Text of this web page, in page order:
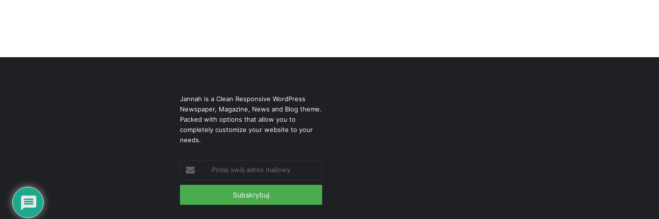
Jannah is a Clean Responsive WordPress
Newspaper, Magazine, News and Blog theme.
Packed with options that allow you to
completely customize your website to your
needs.
swój
adres